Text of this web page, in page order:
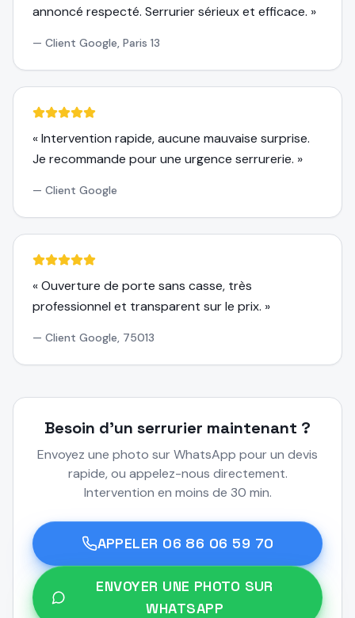
annoncé respecté. Serrurier sérieux et efficace. »
— Client Google, Paris 13
«Intervention rapide, aucune mauvaise surprise.
Je recommande pour une urgence serrurerie. »
— Client Google
«Ouverture de porte sans casse, très
professionnel et transparent sur le prix. »
— Client Google, 75013
Besoin d'un serrurier maintenant ?
Envoyez une photo sur WhatsApp pour un devis
rapide, ou appelez-nous directement.
Intervention en moins de 30 min.
APPELER 06 86 06 59 70
ENVOYER UNE PHOTO SUR
WHATSAPP